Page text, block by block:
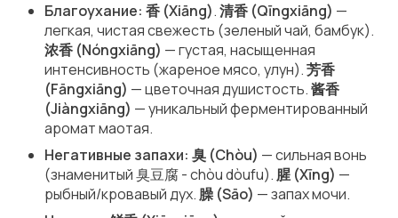
Благоухание: 香 (Xiāng).清香 (Qīngxiāng) —
легкая, чистаясвежесть (зеленый чай, бамбук).
浓香 (Nóngxiāng) —густая, насыщенная
интенсивность (жареное мясо, улун).芳香
(Fāngxiāng) —цветочнаядушистость.酱香
(Jiàngxiāng) —уникальный ферментированный
аромат маотая.
Негативные запахи: 臭 (Chòu) —сильная вонь
(знаменитый 臭豆腐 - chòu dòufu). 腥 (Xīng) —
рыбный/кровавыйдух. 臊 (Sāo) —запах мочи.